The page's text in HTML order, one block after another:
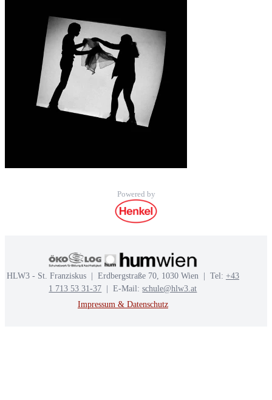
Powered by
HLW3 - St. Franziskus | Erdbergstraße 70, 1030 Wien | Tel: +43
1 713 53 31-37 | E-Mail:schule@hlw3.at
Impressum & Datenschutz